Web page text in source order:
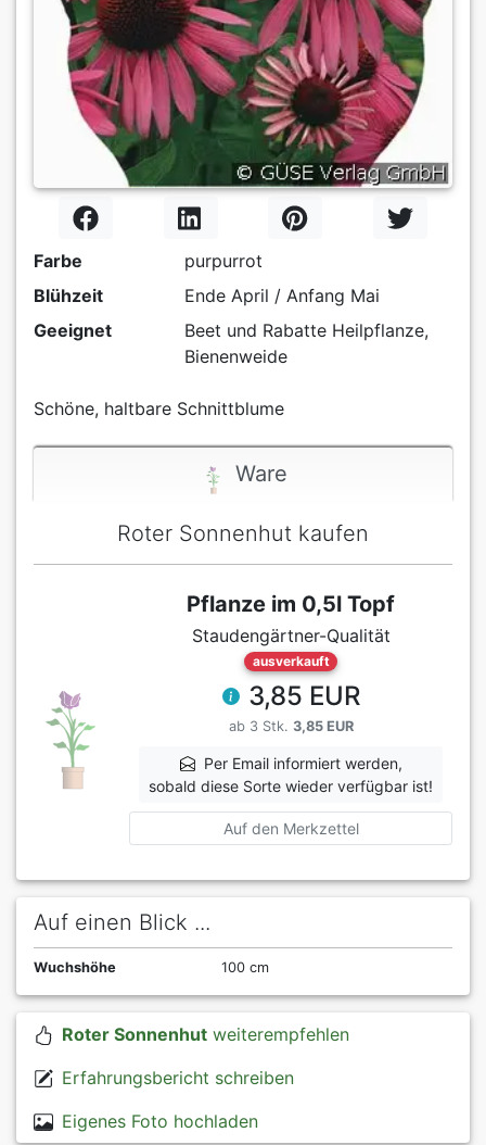
Farbe
purpurrot
Blühzeit
Ende April / Anfang Mai
Geeignet
Beet und Rabatte Heilpflanze,
Bienenweide
Schöne, haltbare Schnittblume
Ware
Roter Sonnenhut kaufen
Pflanze im 0,5l Topf
Staudengärtner-Qualität
ausverkauft
3,85 EUR
ab 3 Stk. 3,85 EUR
Per Email informiert werden,
sobald diese Sorte wieder verfügbar ist!
Auf den Merkzettel
Auf einen Blick ...
Wuchshöhe 100 cm
Roter Sonnenhutweiterempfehlen
Erfahrungsbericht schreiben
Eigenes Foto hochladen